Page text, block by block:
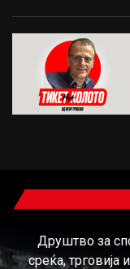
Друштво за
среќа,